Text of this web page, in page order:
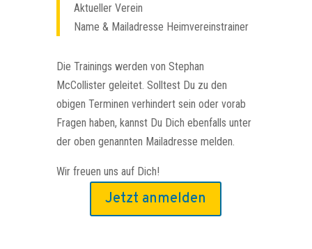
Aktueller Verein
Name & Mailadresse Heimvereinstrainer
Die Trainings werden von Stephan
McCollister geleitet. Solltest Du zu den
obigen Terminen verhindert sein oder vorab
Fragen haben, kannst Du Dich ebenfalls unter
der oben genannten Mailadresse melden.
Wir freuen uns auf Dich!
Jetzt anmelden